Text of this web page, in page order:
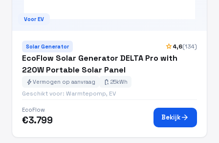
Voor EV
Solar Generator star4,6(134)
EcoFlow Solar Generator DELTA Pro with
220W Portable Solar Panel
boltVermogen op aanvraag battery_charging_full 25kWh
Geschikt voor: Warmtepomp, EV
EcoFlow
€3.799 Bekijkarrow_forward